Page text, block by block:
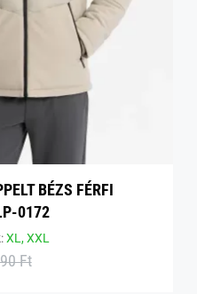
BÉZS FÉRFI
0172
XL,XXL
Ft